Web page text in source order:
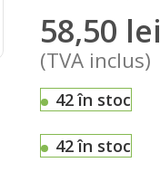
58,50 lei
(TVA inclus)
42 în stoc
42 în stoc